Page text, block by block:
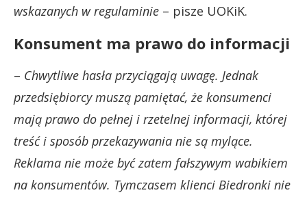
wskazanych w regulaminie – pisze UOKiK.
Konsument ma prawo do informacji
– Chwytliwe hasła przyciągają uwagę. Jednak
przedsiębiorcy muszą pamiętać, że konsumenci
mają prawo do pełnej i rzetelnej informacji, której
treść i sposób przekazywania nie są mylące.
Reklama nie może być zatem fałszywym wabikiem
na konsumentów. Tymczasem klienci Biedronki nie